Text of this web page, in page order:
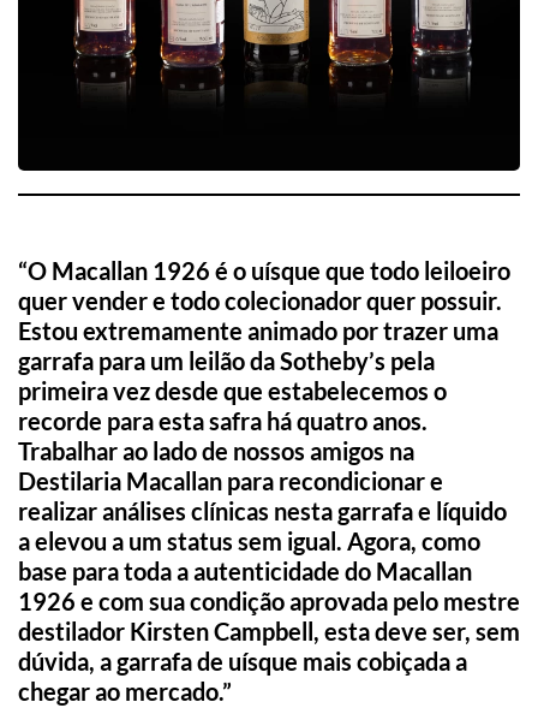
“O Macallan 1926 é o uísque que todo leiloeiro
quer vender e todo colecionador quer possuir.
Estou extremamente animado por trazer uma
garrafa para um leilão da Sotheby’s pela
primeira vez desde que estabelecemos o
recorde para esta safra há quatro anos.
Trabalhar ao lado de nossos amigos na
Destilaria Macallan para recondicionar e
realizar análises clínicas nesta garrafa e líquido
a elevou a um status sem igual. Agora, como
base para toda a autenticidade do Macallan
1926 e com sua condição aprovada pelo mestre
destilador Kirsten Campbell, esta deve ser, sem
dúvida, a garrafa de uísque mais cobiçada a
chegar ao mercado.”